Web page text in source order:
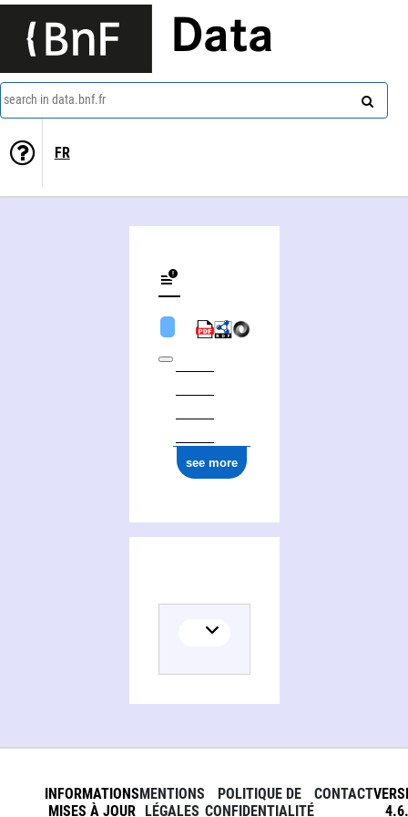
Data
search in data.bnf.fr
FR
see more
INFORMATIONS
MISES À JOUR
MENTIONS
LÉGALES
POLITIQUE DE
CONFIDENTIALITÉ
CONTACT